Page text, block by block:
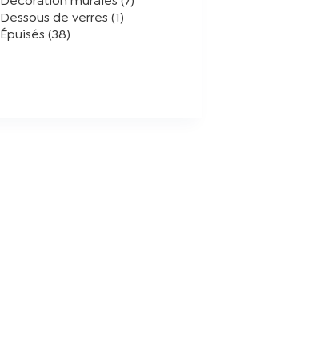
Dessous de verres 11
Épuisés 3838